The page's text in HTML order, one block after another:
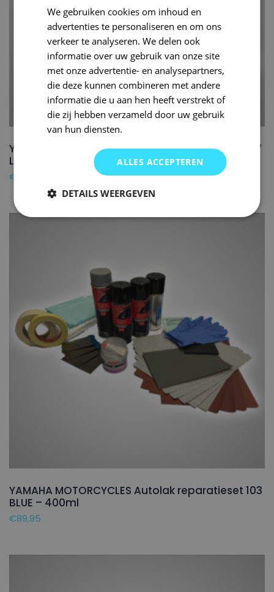
YAMAHA MOTORCYCLES Autolak reparatieset 137
LIGHT GREY – 400ml
€
YAMAHA MOTORCYCLES Autolak reparatieset 103
BLUE – 400ml
€89,95
We gebruiken cookies om inhoud en
advertenties te personaliseren en om ons
verkeer te analyseren. We delen ook
informatie over uw gebruik van onze site
met onze advertentie- en analysepartners,
die deze kunnen combineren met andere
informatie die u aan hen heeft verstrekt of
die zij hebben verzameld door uw gebruik
van hun diensten.
ALLES ACCEPTEREN
DETAILS WEERGEVEN